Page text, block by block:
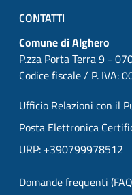
CONTATTI
Comune di Alghero
P.zza Porta Terra 9 -
Codice fiscale / P. IVA:
Ufficio Relazioni con il
Posta Elettronica
URP: +390799978512
Domande frequenti